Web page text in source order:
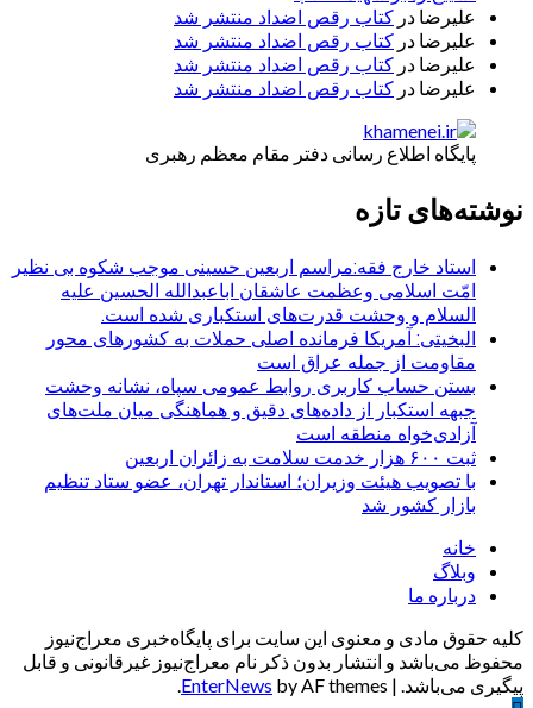
علیرضا در کتاب رقص اضداد منتشر شد
علیرضا در کتاب رقص اضداد منتشر شد
علیرضا در کتاب رقص اضداد منتشر شد
علیرضا در کتاب رقص اضداد منتشر شد
پایگاه اطلاع رسانی دفتر مقام معظم رهبری
نوشته‌های تازه
استاد خارج فقه:مراسم اربعین حسینی موجب شکوه بی نظیر
امّت اسلامی وعظمت عاشقان اباعبدالله الحسین علیه
السلام و وحشت قدرت‌های استکباری شده است.
البخیتی: آمریکا فرمانده اصلی حملات به کشورهای محور
مقاومت از جمله عراق است
بستن حساب کاربری روابط عمومی سپاه، نشانه‌ وحشت
جبهه استکبار از داده‌های دقیق و هماهنگی میان ملت‌های
آزادی‌خواه منطقه است
ثبت ۶۰۰ هزار خدمت سلامت به زائران اربعین
با تصویب هیئت وزیران؛ استاندار تهران، عضو ستاد تنظیم
بازار کشور شد
خانه
وبلاگ
درباره ما
کلیه حقوق مادی و معنوی این سایت برای پایگاه‌خبری معراج‌نیوز
محفوظ می‌باشد و انتشار بدون ذکر نام معراج‌نیوز غیرقانونی و قابل
پیگیری می‌باشد. |
EnterNews by AF themes.